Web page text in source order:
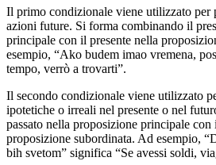
Il primo condizionale viene utilizzato per
azioni future. Si forma combinando il
principale con il presente nella
esempio, “Ako budem imao vremena,
tempo, verrò a trovarti”.
Il secondo condizionale viene utilizzato
ipotetiche o irreali nel presente o nel
passato nella proposizione principale con
proposizione subordinata. Ad esempio,
bih svetom” significa “Se avessi soldi,